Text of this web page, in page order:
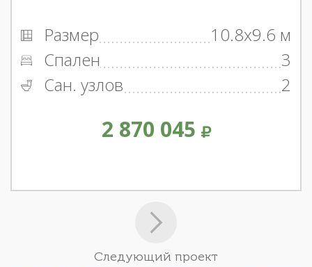
Размер
10.8x9.6 м
Спален
3
Сан. узлов
2
2 870 045
Следующий проект